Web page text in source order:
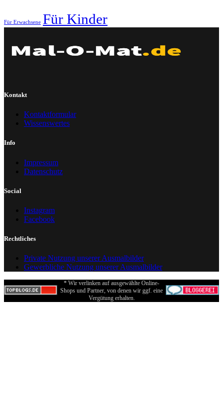
Für Erwachsene Für Kinder
Kontakt
Kontaktformular
Wissenswertes
Info
Impressum
Datenschutz
Social
Instagram
Facebook
Rechtliches
Private Nutzung unserer Ausmalbilder
Gewerbliche Nutzung unserer Ausmalbilder
* Wir verlinken auf ausgewählte Online-
Shops und Partner, von denen wir ggf. eine
Vergütung erhalten.